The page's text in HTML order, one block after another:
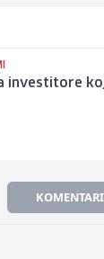
investitore